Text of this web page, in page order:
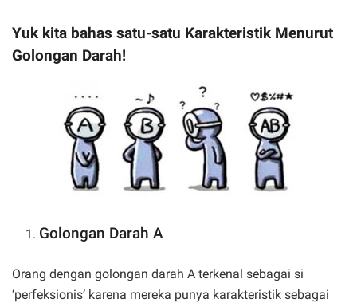
Yuk kita bahas satu-satu Karakteristik Menurut
Golongan Darah!
Golongan Darah A
Orang dengan golongan darah A terkenal sebagai si
‘perfeksionis’ karena mereka punya karakteristik sebagai